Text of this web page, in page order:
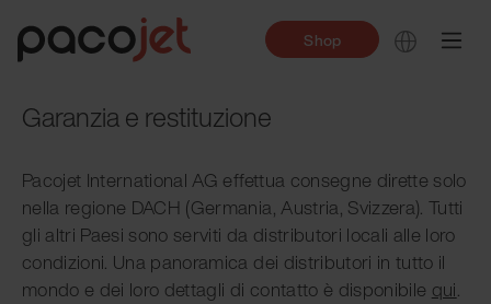
Shop
Garanzia e restituzione
Pacojet International AG effettua consegne dirette solo
nella regione DACH (Germania, Austria, Svizzera). Tutti
gli altri Paesi sono serviti da distributori locali alle loro
condizioni. Una panoramica dei distributori in tutto il
mondo e dei loro dettagli di contatto è disponibile qui.